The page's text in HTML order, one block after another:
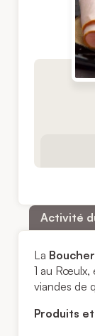
Activité
La
1 au Rœulx,
viandes de
Produits